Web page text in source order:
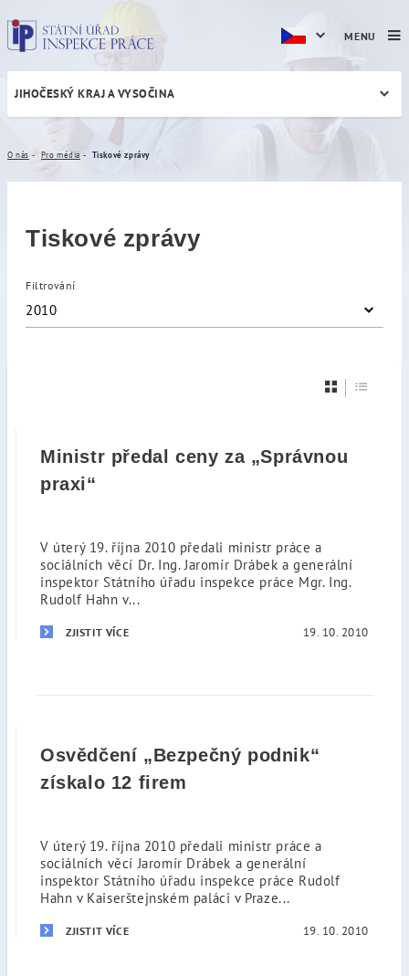
Tiskové zprávy
JIHOČESKÝ KRAJ A VYSOČINA
O nás Pro média Tiskové zprávy
Tiskové zprávy
Filtrování
2010
Ministr předal ceny za „Správnou
praxi“
V úterý 19. října 2010 předali ministr práce a
sociálních věcí Dr. Ing. Jaromír Drábek a generální
inspektor Státního úřadu inspekce práce Mgr. Ing.
Rudolf Hahn v...
ZJISTIT VÍCE 19. 10. 2010
Osvědčení „Bezpečný podnik“
získalo 12 firem
V úterý 19. října 2010 předali ministr práce a
sociálních věcí Jaromír Drábek a generální
inspektor Státního úřadu inspekce práce Rudolf
Hahn v Kaiserštejnském paláci v Praze...
ZJISTIT VÍCE 19. 10. 2010
MENU